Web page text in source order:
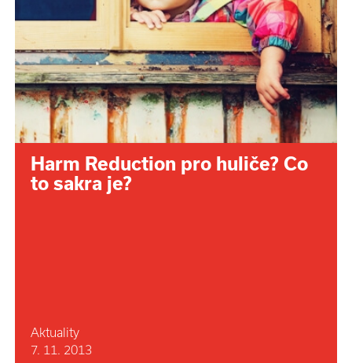
Harm Reduction pro huliče? Co
to sakra je?
Aktuality
7. 11. 2013